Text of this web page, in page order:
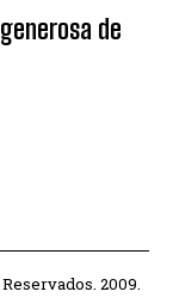
de
2009.